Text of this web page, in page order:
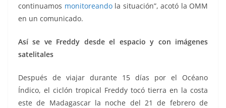
continuamos monitoreandola situación”, acotó la OMM
en un comunicado.
Así se ve Freddy desde el espacio y con imágenes
satelitales
Después de viajar durante 15 días por el Océano
Índico, el ciclón tropical Freddy tocó tierra en la costa
este de Madagascar la noche del 21 de febrero de